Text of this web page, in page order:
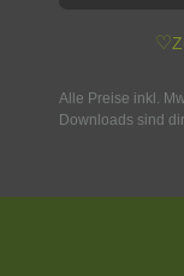
♡
Alle Preise inkl.
Downloads sind